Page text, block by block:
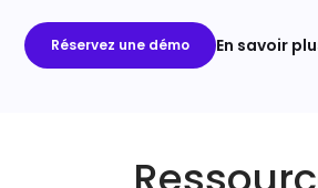
Réservez une démo En savoir